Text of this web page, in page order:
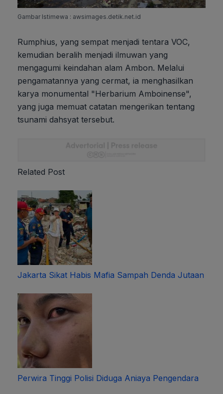
Gambar Istimewa : awsimages.detik.net.id
Rumphius, yang sempat menjadi tentara VOC,
kemudian beralih menjadi ilmuwan yang
mengagumi keindahan alam Ambon. Melalui
pengamatannya yang cermat, ia menghasilkan
karya monumental "Herbarium Amboinense",
yang juga memuat catatan mengerikan tentang
tsunami dahsyat tersebut.
Related Post
Jakarta Sikat Habis Mafia Sampah Denda Jutaan
Perwira Tinggi Polisi Diduga Aniaya Pengendara